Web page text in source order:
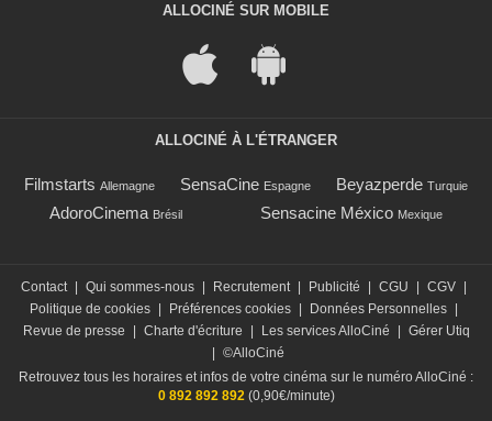
ALLOCINÉ SUR MOBILE
ALLOCINÉ À L'ÉTRANGER
Filmstarts Allemagne SensaCine Espagne Beyazperde Turquie
AdoroCinema Brésil Sensacine México Mexique
Contact | Qui sommes-nous | Recrutement | Publicité | CGU | CGV |
Politique de cookies | Préférences cookies | Données Personnelles |
Revue de presse
| Charte d'écriture | Les services AlloCiné | Gérer Utiq
| ©AlloCiné
Retrouvez tous les horaires et infos de votre cinéma sur le numéro AlloCiné :
0 892 892 892 (0,90€/minute)